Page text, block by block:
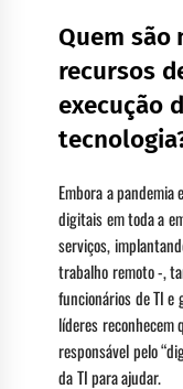
Quem são
recursos
execução
Embora a
digitais em toda a
serviços,
trabalho remoto -,
funcionários de TI e
líderes reconhecem
responsável pelo
da TI para ajudar.